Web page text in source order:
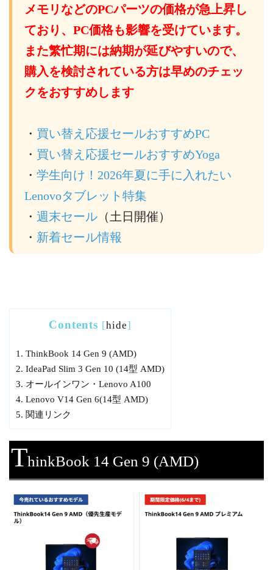
メモリなどのPCパーツの価格が急上昇し
ており、PC価格も影響を受けています。
また繁忙期には納期が延びやすいので、
購入を検討されている方は早めのチェッ
クをおすすめします
・ 買い替え応援セールおすすめPC
・ 買い替え応援セールおすすめYoga
・ 学生向け！2026年夏に手に入れたい
Lenovoタブレット特集
・ 週末セール （土日開催）
・ 新着セール情報
Contents [hide]
1. ThinkBook 14 Gen 9 (AMD)
2. IdeaPad Slim 3 Gen 10 (14型 AMD)
3. オールインワン・Lenovo A100
4. Lenovo V14 Gen 6(14型 AMD)
5. 関連リンク
ThinkBook 14 Gen 9 (AMD)